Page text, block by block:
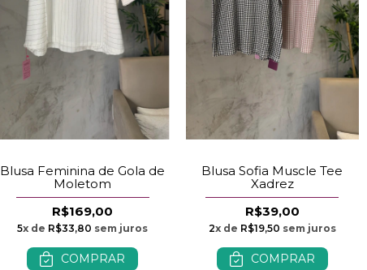
Blusa Feminina de Gola de
Moletom
R$169,00
5x de R$33,80 sem juros
COMPRAR
Blusa Sofia Muscle Tee
Xadrez
R$39,00
2x de R$19,50 sem juros
COMPRAR